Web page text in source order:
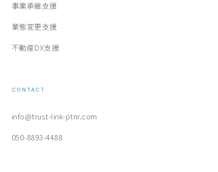
事業承継支援
業態変更支援
不動産DX支援
CONTACT
info@trust-link-ptnr.com
050-8893-4488